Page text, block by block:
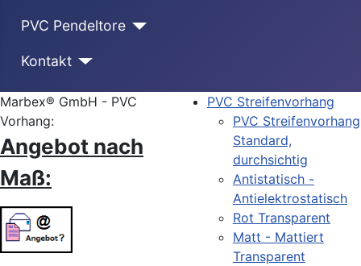
PVC Pendeltore
Kontakt
Marbex® GmbH - PVC
Vorhang:
Angebot nach
Maß:
PVC Streifenvorhang
PVC Streifenvorhang
Standard,
durchsichtig
Antistatisch -
Antielektrostatisch
Rot Transparent
Matt - Mattiert
Transparent